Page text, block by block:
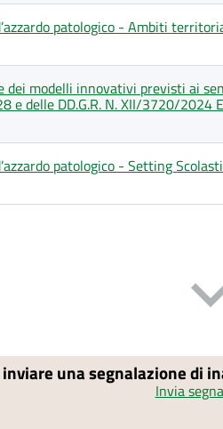
patologico - Ambiti
dei modelli innovativi previsti ai
delle DD.G.R. N. XII/3720/2024
patologico - Setting
una segnalazione di
Invia